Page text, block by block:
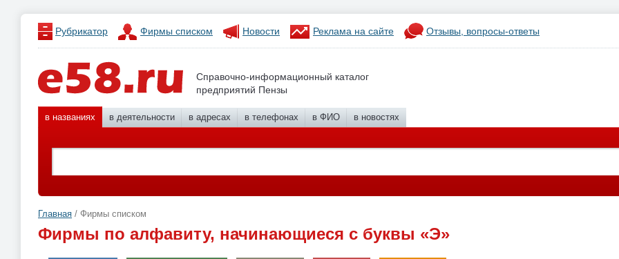
Рубрикатор Фирмы списком Новости Реклама на сайте Отзывы, вопросы-ответы
Справочно-информационный каталог
предприятий Пензы
в названиях в деятельности в адресах в телефонах в ФИО в новостях
Главная / Фирмы списком
Фирмы по алфавиту, начинающиеся с буквы «Э»